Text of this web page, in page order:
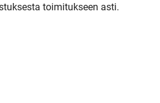
toimitukseen asti.